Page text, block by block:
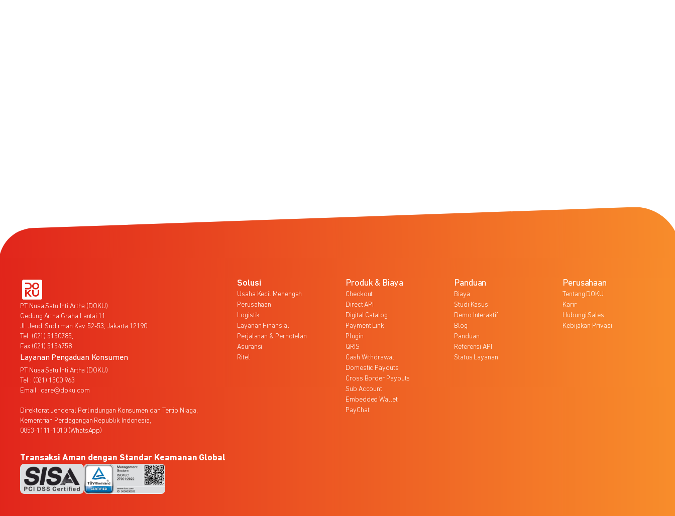
PT Nusa Satu Inti Artha (DOKU)
Gedung Artha Graha Lantai 11
Jl. Jend. Sudirman Kav. 52-53, Jakarta 12190
Tel. (021) 5150785,
Fax (021) 5154758
Layanan Pengaduan Konsumen
PT Nusa Satu Inti Artha (DOKU)
Tel : (021) 1500 963
Email : care@doku.com
Direktorat Jenderal Perlindungan Konsumen dan Tertib Niaga,
Kementrian Perdagangan Republik Indonesia,
0853-1111-1010 (WhatsApp)
Solusi
Usaha Kecil Menengah
Perusahaan
Logistik
Layanan Finansial
Perjalanan & Perhotelan
Asuransi
Ritel
Produk & Biaya
Checkout
Direct API
Digital Catalog
Payment Link
Plugin
QRIS
Cash Withdrawal
Domestic Payouts
Cross Border Payouts
Sub Account
Embedded Wallet
PayChat
Panduan
Biaya
Studi Kasus
Demo Interaktif
Blog
Panduan
Referensi API
Status Layanan
Perusahaan
Tentang DOKU
Karir
Hubungi Sales
Kebijakan Privasi
Transaksi Aman dengan Standar Keamanan Global